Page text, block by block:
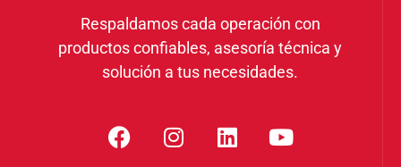
Respaldamos cada operación con
productos confiables, asesoría técnica y
solución a tus necesidades.